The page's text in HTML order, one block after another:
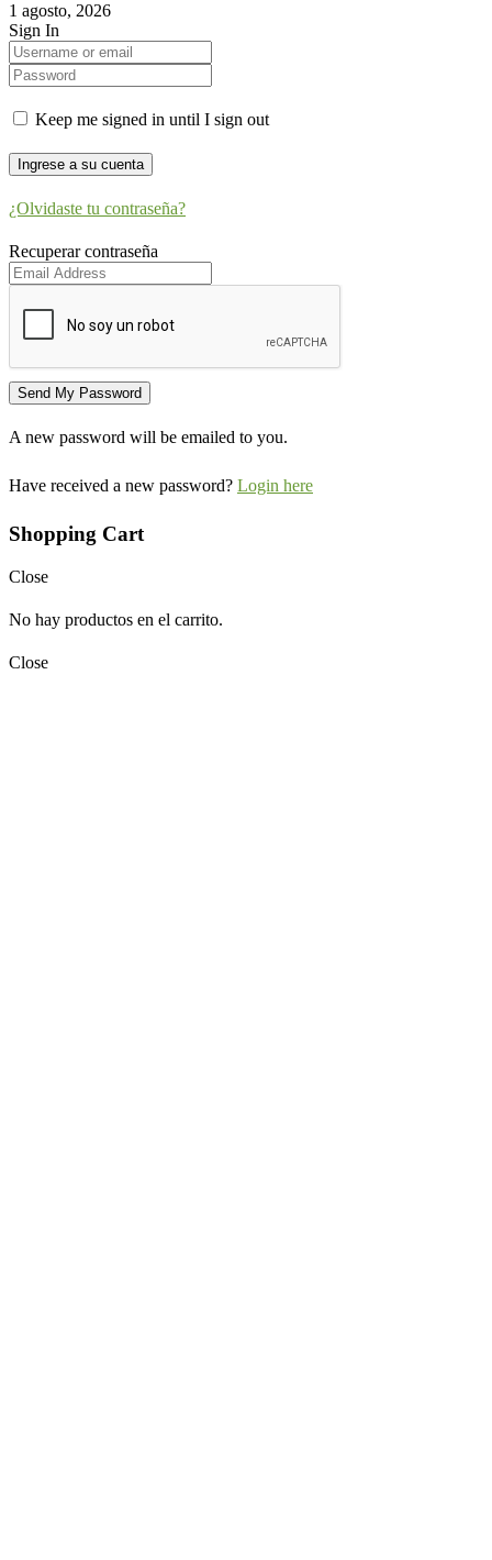
1 agosto, 2026
Sign In
Keep me signed in until I sign out
¿Olvidaste tu contraseña?
Recuperar contraseña
A new password will be emailed to you.
Have received a new password? Login here
Shopping Cart
Close
No hay productos en el carrito.
Close